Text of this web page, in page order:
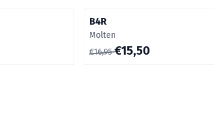
B4R
Merk:
Molten
Van 16,95 voor 15,50
€16,95€15,50